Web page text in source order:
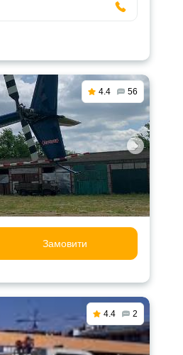
4.4 56
Замовити
4.4 2